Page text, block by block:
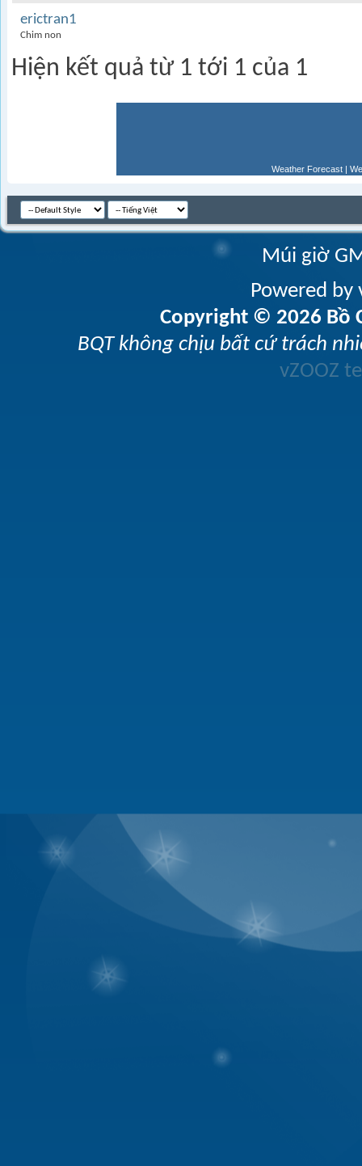
erictran1
Chim non
Hiện kết quả từ 1 tới 1 của 1
Weather Forecast |
Múi giờ
Powered
Copyright © 2026 Bồ
BQT không chịu bất cứ trách
vZOOZ